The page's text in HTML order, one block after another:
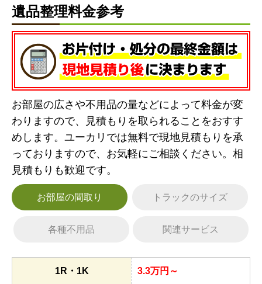
遺品整理料金参考
お部屋の広さや不用品の量などによって料金が変
わりますので、見積もりを取られることをおすす
めします。ユーカリでは無料で現地見積もりを承
っておりますので、お気軽にご相談ください。相
見積もりも歓迎です。
お部屋の間取り トラックのサイズ
各種不用品 関連サービス
1R・1K 3.3万円～